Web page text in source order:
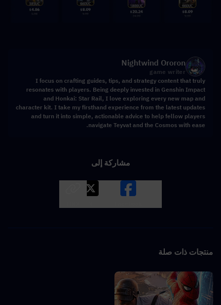
Nightwind Ororon
game writer
I focus on crafting guides, tips, and strategy content that truly
resonates with players. Being deeply invested in Genshin Impact
and Honkai: Star Rail, I love exploring every new map and
character kit. I take my firsthand experience from the latest updates
and turn it into simple, actionable advice to help fellow players
navigate Teyvat and the Cosmos with ease.
مشاركة إلى
منتجات ذات صلة